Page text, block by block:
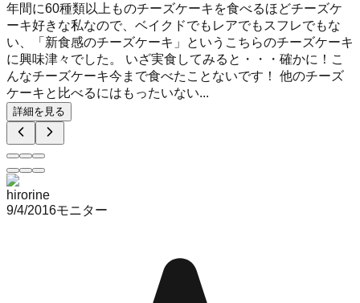
年間に60種類以上ものチーズケーキを食べるほどチーズケ
ーキ好きな私なので、ベイクドでもレアでもスフレでもな
い、「新食感のチーズケーキ」というこちらのチーズケーキ
に興味津々でした。 いざ実食してみると・・・確かに！こ
んなチーズケーキ今まで食べたことないです！ 他のチーズ
ケーキと比べるにはもったいない...
詳細を見る
hirorine
9/4/2016モニター